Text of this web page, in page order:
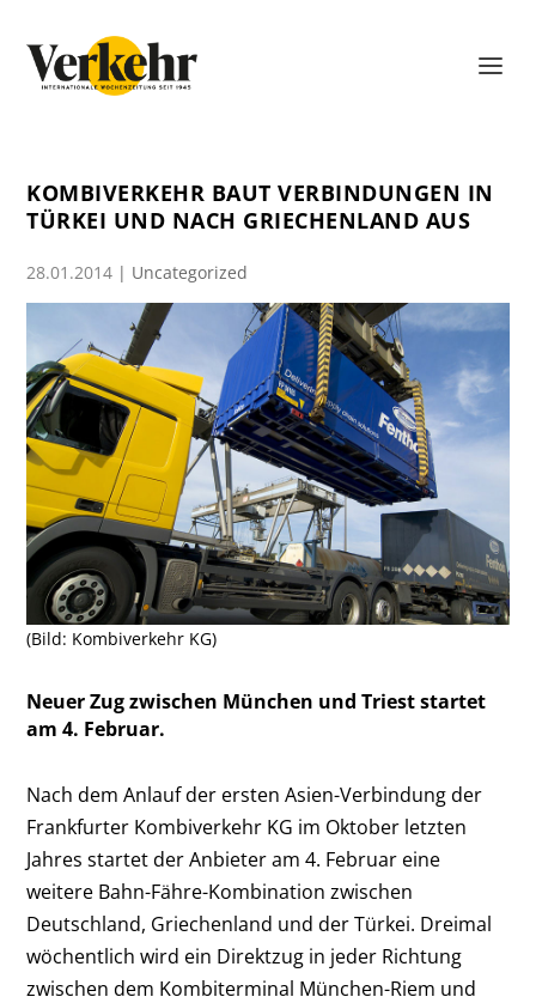
KOMBIVERKEHR BAUT VERBINDUNGEN IN
TÜRKEI UND NACH GRIECHENLAND AUS
28.01.2014 | Uncategorized
(Bild: Kombiverkehr KG)
Neuer Zug zwischen München und Triest startet
am 4. Februar.
Nach dem Anlauf der ersten Asien-Verbindung der
Frankfurter Kombiverkehr KG im Oktober letzten
Jahres startet der Anbieter am 4. Februar eine
weitere Bahn-Fähre-Kombination zwischen
Deutschland, Griechenland und der Türkei. Dreimal
wöchentlich wird ein Direktzug in jeder Richtung
zwischen dem Kombiterminal München-Riem und